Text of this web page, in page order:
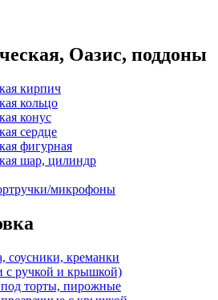
Оазис, поддоны
кирпич
кольцо
конус
сердце
фигурная
шар, цилиндр
микрофоны
соусники, креманки
с ручкой и крышкой)
торты, пирожные